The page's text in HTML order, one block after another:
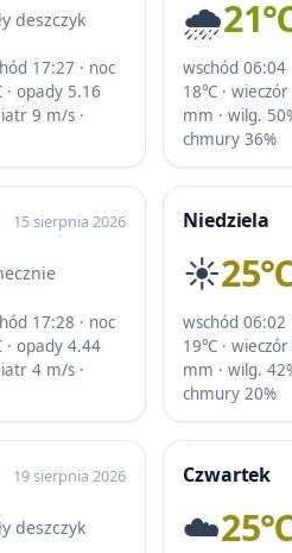
deszczyk
17:27 · noc
opady 5.16
9 m/s ·
🌧️
wschód 06:04
18℃ ·
mm · wilg.
chmury 36%
15 sierpnia 2026
17:28 · noc
opady 4.44
4 m/s ·
Niedziela
☀️
wschód 06:02
19℃ ·
mm · wilg.
chmury 20%
19 sierpnia 2026
deszczyk
Czwartek
☁️